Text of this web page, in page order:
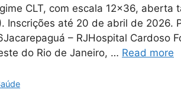
CLT, com escala 12×36, aberta
Inscrições até 20 de abril de 2026.
– RJHospital Cardoso
do Rio de Janeiro, … Read more